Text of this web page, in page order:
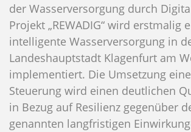
der Wasserversorgung durch
Projekt „REWADIG“ wird erstmalig
intelligente Wasserversorgung in
Landeshauptstadt Klagenfurt am
implementiert. Die Umsetzung
Steuerung wird einen deutlichen
in Bezug auf Resilienz gegenüber
genannten langfristigen